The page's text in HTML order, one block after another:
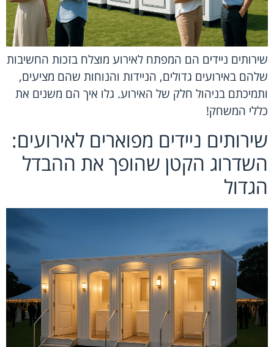
שירותים ניידים הם המפתח לאירוע מוצלח בזכות החשיבות
שלהם באירועים גדולים, הניידות והנוחות שהם מציעים,
ותמיכתם בניהול חלק של האירוע. גלו איך הם משנים את
כללי המשחק!
שירותים ניידים מפוארים לאירועים:
השדרוג הקטן שהופך את ההבדל
הגדול